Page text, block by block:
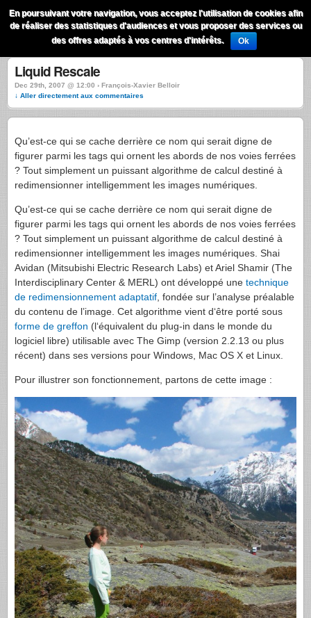
QuestionsPhoto Menu
Liquid Rescale
Dec 29th, 2007 @ 12:00 › François-Xavier Belloir
↓ Aller directement aux commentaires
Qu’est-ce qui se cache derrière ce nom qui serait digne de
figurer parmi les tags qui ornent les abords de nos voies ferrées
? Tout simplement un puissant algorithme de calcul destiné à
redimensionner intelligemment les images numériques.
Qu’est-ce qui se cache derrière ce nom qui serait digne de
figurer parmi les tags qui ornent les abords de nos voies ferrées
? Tout simplement un puissant algorithme de calcul destiné à
redimensionner intelligemment les images numériques. Shai
Avidan (Mitsubishi Electric Research Labs) et Ariel Shamir (The
Interdisciplinary Center & MERL ) ont développé une technique
de redimensionnement adaptatif , fondée sur l’analyse préalable
du contenu de l’image. Cet algorithme vient d‘être porté sous
forme de greffon (l‘équivalent du plug-in dans le monde du
logiciel libre) utilisable avec The Gimp (version 2.2.13 ou plus
récent) dans ses versions pour Windows, Mac OS X et Linux.
Pour illustrer son fonctionnement, partons de cette image :
En poursuivant votre navigation, vous acceptez l'utilisation de cookies afin
de réaliser des statistiques d'audiences et vous proposer des services ou
des offres adaptés à vos centres d'intérêts.
Ok